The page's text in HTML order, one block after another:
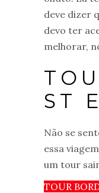
deve dizer
devo ter
melhorar,
ST
Não se
essa
um tour
TOUR